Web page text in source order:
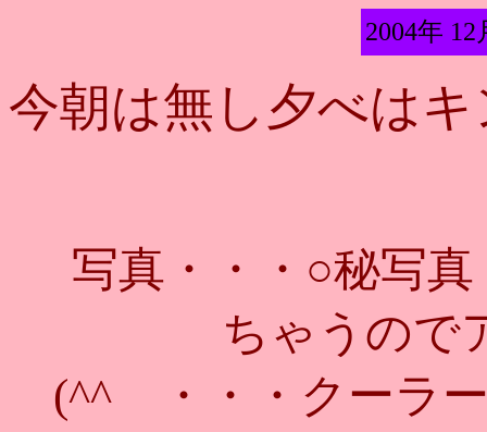
2004年
今朝は無し夕べは
写真・・・○秘写
ちゃうので
(^^ゞ・・・クーラ